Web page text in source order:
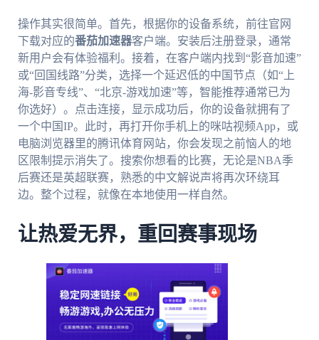
操作其实很简单。首先，根据你的设备系统，前往官网
下载对应的番茄加速器客户端。安装后注册登录，通常
新用户会有体验福利。接着，在客户端内找到“影音加速”
或“回国线路”分类，选择一个延迟低的中国节点（如“上
海-影音专线”、“北京-游戏加速”等，智能推荐通常已为
你选好）。点击连接，显示成功后，你的设备就拥有了
一个中国IP。此时，再打开你手机上的咪咕视频App，或
电脑浏览器里的腾讯体育网站，你会发现之前恼人的地
区限制提示消失了。搜索你想看的比赛，无论是NBA季
后赛还是英超联赛，熟悉的中文解说声将再次环绕耳
边。整个过程，就像在本地使用一样自然。
让热爱无界，重回赛事现场